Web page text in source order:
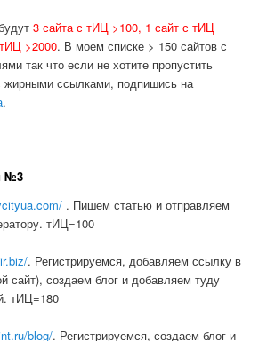
3 сайта с тИЦ >100, 1 сайт с тИЦ
>2000. В моем списке > 150 сайтов с
так что если не хотите пропустить
жирными ссылками, подпишись на
.
№3
. Пишем статью и отправляем
тИЦ=100
. Регистрируемся, добавляем ссылку в
сайт), создаем блог и добавляем туду
тИЦ=180
blog/. Регистрируемся, создаем блог и